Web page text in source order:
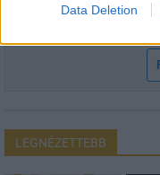
Data Deletion
Feliratkozom a
LEGNÉZETTEBB